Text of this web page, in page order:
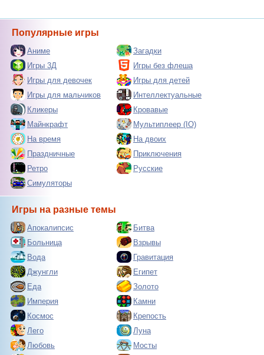
Популярные игры
Аниме
Загадки
Игры 3Д
Игры без флеша
Игры для девочек
Игры для детей
Игры для мальчиков
Интеллектуальные
Кликеры
Кровавые
Майнкрафт
Мультиплеер (IO)
На время
На двоих
Праздничные
Приключения
Ретро
Русские
Симуляторы
Игры на разные темы
Апокалипсис
Битва
Больница
Взрывы
Вода
Гравитация
Джунгли
Египет
Еда
Золото
Империя
Камни
Космос
Крепость
Лего
Луна
Любовь
Мосты